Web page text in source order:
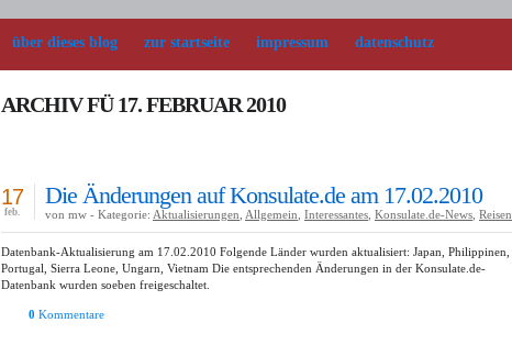
über dieses blog zur startseite impressum datenschutz
ARCHIV FÜ 17. FEBRUAR 2010
Die Änderungen auf Konsulate.de am 17.02.2010
17
feb. von mw - Kategorie: Aktualisierungen Allgemein Interessantes Konsulate.de-News Reisen
Datenbank-Aktualisierung am 17.02.2010 Folgende Länder wurden aktualisiert: Japan, Philippinen,
Portugal, Sierra Leone, Ungarn, Vietnam Die entsprechenden Änderungen in der Konsulate.de-
Datenbank wurden soeben freigeschaltet.
0 Kommentare